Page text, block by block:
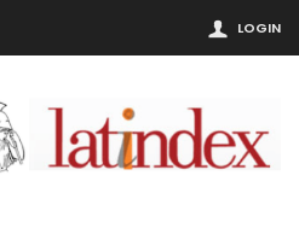
LOGIN